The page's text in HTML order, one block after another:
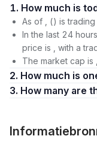
1. How
As of , () is trading
In the last 24
price is , with a
The market cap is
2. How much is
3. How